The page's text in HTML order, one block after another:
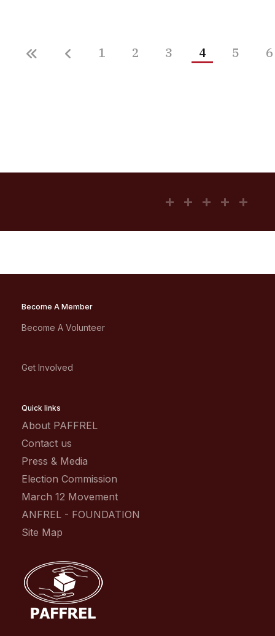
1 2 3 4 5 6
Become A Member
Become A Volunteer
Get Involved
Quick links
About PAFFREL
Contact us
Press & Media
Election Commission
March 12 Movement
ANFREL - FOUNDATION
Site Map